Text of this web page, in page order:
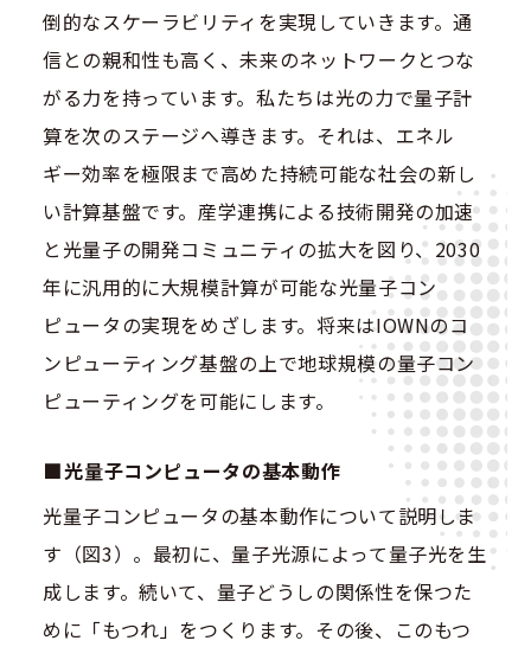
倒的なスケーラビリティを実現していきます。通
信との親和性も高く、未来のネットワークとつな
がる力を持っています。私たちは光の力で量子計
算を次のステージへ導きます。それは、エネル
ギー効率を極限まで高めた持続可能な社会の新し
い計算基盤です。産学連携による技術開発の加速
と光量子の開発コミュニティの拡大を図り、2030
年に汎用的に大規模計算が可能な光量子コン
ピュータの実現をめざします。将来はIOWNのコ
ンピューティング基盤の上で地球規模の量子コン
ピューティングを可能にします。
光量子コンピュータの基本動作
光量子コンピュータの基本動作について説明しま
す（図3）。最初に、量子光源によって量子光を生
成します。続いて、量子どうしの関係性を保つた
めに「もつれ」をつくります。その後、このもつ